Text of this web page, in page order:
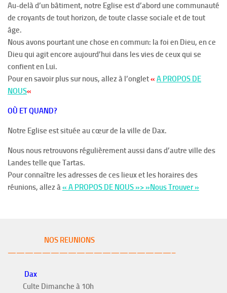
Au-delà d’un bâtiment, notre Eglise est d’abord une communauté
de croyants de tout horizon, de toute classe sociale et de tout
âge.
Nous avons pourtant une chose en commun: la foi en Dieu, en ce
Dieu qui agit encore aujourd’hui dans les vies de ceux qui se
confient en Lui.
Pour en savoir plus sur nous, allez à l’onglet« A PROPOS DE
NOUS«
OÙ ET QUAND?
Notre Eglise est située au cœur de la ville de Dax.
Nous nous retrouvons régulièrement aussi dans d’autre ville des
Landes telle que Tartas.
Pour connaître les adresses de ces lieux et les horaires des
réunions, allez à« A PROPOS DE NOUS »> »Nous Trouver »
NOS REUNIONS
———————————————————–
Dax
Culte Dimanche à 10h